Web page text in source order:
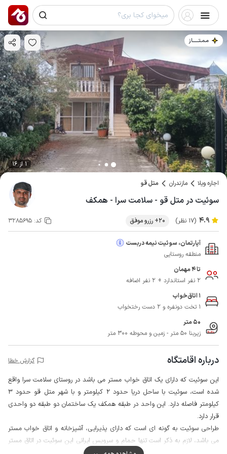
مـمـتــــــاز
1 از 16
اجاره ویلا مازندران متل قو
سوئیت در متل قو - سلامت سرا - همکف
4.9 (17 نظر) 20+ رزرو موفق کد: 3285695
آپارتمان، سوئیت نیمه دربست
منطقه روستایی
تا 4 مهمان
2 نفر استاندارد + 2 نفر اضافه
1 اتاق‌خواب
1 تخت دونفره و 2 دست رختخواب
50 متر
زیربنا 50 متر - زمین و محوطه 300 متر
درباره اقامتگاه گزارش خطا
این سوئیت که دارای یک اتاق خواب مستر می باشد در روستای سلامت سرا واقع
شده است، سوئیت با ساحل دریا حدود 2 کیلومتر و با شهر متل قو حدود 3
کیلومتر فاصله دارد. این واحد در طبقه همکف یک ساختمان دو طبقه دو واحدی
قرار دارد.
طراحی سوئیت به گونه ای است که دارای پذیرایی، آشپزخانه و اتاق خواب مستر
می باشد، لازم به ذکر است تنها حمام و سرویس ایرانی این سوئیت در اتاق مستر